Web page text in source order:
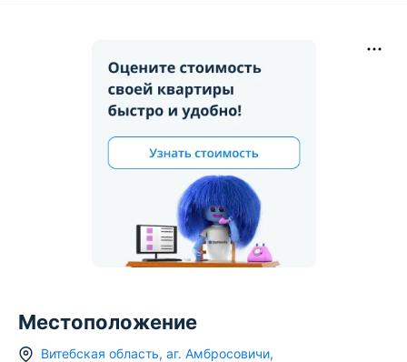
Местоположение
Витебская область, аг. Амбросовичи,